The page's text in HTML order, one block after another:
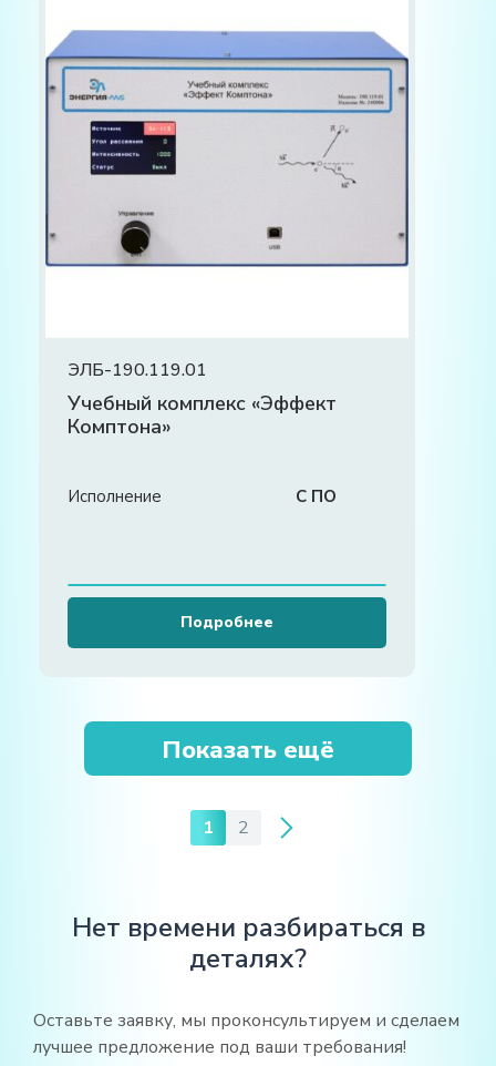
ЭЛБ-190.119.01
Учебный комплекс «Эффект
Комптона»
Исполнение С ПО
Подробнее
Показать ещё
1 2
Нет времени разбираться в
деталях?
Оставьте заявку, мы проконсультируем и сделаем
лучшее предложение под ваши требования!